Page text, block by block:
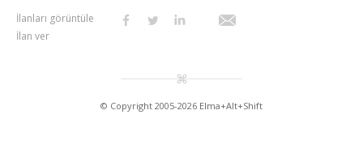
İlanları görüntüle
İlan ver
© Copyright 2005-2026 Elma+Alt+Shift